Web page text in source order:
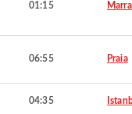
01:15
06:55 Praia
04:35